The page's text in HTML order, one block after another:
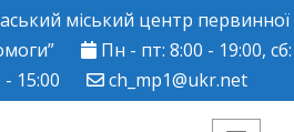
міський центр первинної
Пн - пт: 8:00 - 19:00, сб:
- 15:00
ch_mp1@ukr.net